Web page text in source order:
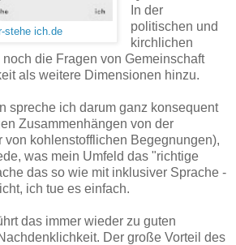
stehe ich.de
In der
politischen und
kirchlichen
die Fragen von Gemeinschaft
als weitere Dimensionen hinzu.
spreche ich darum ganz konsequent
Zusammenhängen von der
von kohlenstofflichen Begegnungen),
was mein Umfeld das "richtige
das so wie mit inklusiver Sprache -
ich tue es einfach.
das immer wieder zu guten
Der große Vorteil des